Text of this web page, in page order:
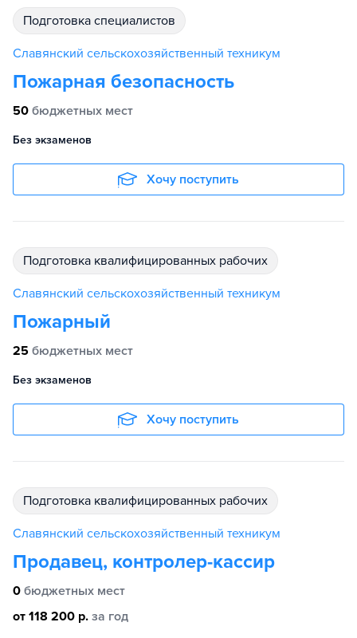
подготовка специалистов
Славянский сельскохозяйственный техникум
Пожарная безопасность
50 бюджетных мест
Без экзаменов
Хочу поступить
подготовка квалифицированных рабочих
Славянский сельскохозяйственный техникум
Пожарный
25 бюджетных мест
Без экзаменов
Хочу поступить
подготовка квалифицированных рабочих
Славянский сельскохозяйственный техникум
Продавец, контролер-кассир
0 бюджетных мест
от 118 200 р. за год